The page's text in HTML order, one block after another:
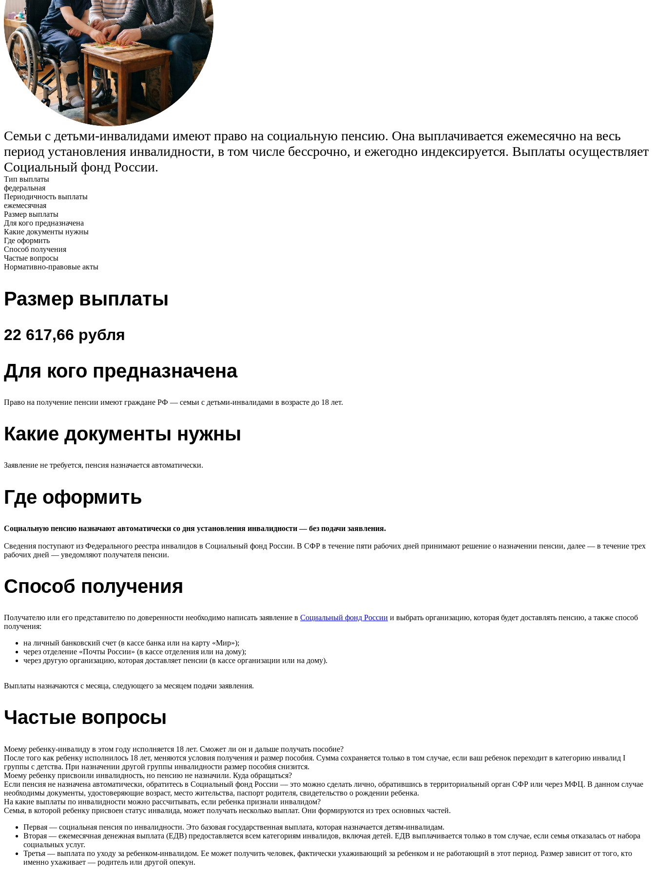
Семьи с детьми-инвалидами имеют право на социальную пенсию. Она выплачивается ежемесячно на весь
период установления инвалидности, в том числе бессрочно, и ежегодно индексируется. Выплаты осуществляет
Социальный фонд России.
Тип выплаты
федеральная
Периодичность выплаты
ежемесячная
Размер выплаты
Для кого предназначена
Какие документы нужны
Где оформить
Способ получения
Частые вопросы
Нормативно-правовые акты
Размер выплаты
22 617,66 рубля
Для кого предназначена
Право на получение пенсии имеют граждане РФ — семьи с детьми-инвалидами в возрасте до 18 лет.
Какие документы нужны
Заявление не требуется, пенсия назначается автоматически.
Где оформить
Социальную пенсию назначают автоматически со дня установления инвалидности — без подачи заявления.
Сведения поступают из Федерального реестра инвалидов в Социальный фонд России. В СФР в течение пяти рабочих дней принимают решение о назначении пенсии, далее — в течение трех
рабочих дней — уведомляют получателя пенсии.
Способ получения
Получателю или его представителю по доверенности необходимо написать заявление в Социальный фонд России и выбрать организацию, которая будет доставлять пенсию, а также способ
получения:
на личный банковский счет (в кассе банка или на карту «Мир»);
через отделение «Почты России» (в кассе отделения или на дому);
через другую организацию, которая доставляет пенсии (в кассе организации или на дому).
Выплаты назначаются с месяца, следующего за месяцем подачи заявления.
Частые вопросы
Моему ребенку-инвалиду в этом году исполняется 18 лет. Сможет ли он и дальше получать пособие?
После того как ребенку исполнилось 18 лет, меняются условия получения и размер пособия. Сумма сохраняется только в том случае, если ваш ребенок переходит в категорию инвалид I
группы с детства. При назначении другой группы инвалидности размер пособия снизится.
Моему ребенку присвоили инвалидность, но пенсию не назначили. Куда обращаться?
Если пенсия не назначена автоматически, обратитесь в Социальный фонд России — это можно сделать лично, обратившись в территориальный орган СФР или через МФЦ. В данном случае
необходимы документы, удостоверяющие возраст, место жительства, паспорт родителя, свидетельство о рождении ребенка.
На какие выплаты по инвалидности можно рассчитывать, если ребенка признали инвалидом?
Семья, в которой ребенку присвоен статус инвалида, может получать несколько выплат. Они формируются из трех основных частей.
Первая — социальная пенсия по инвалидности. Это базовая государственная выплата, которая назначается детям-инвалидам.
Вторая — ежемесячная денежная выплата (ЕДВ) предоставляется всем категориям инвалидов, включая детей. ЕДВ выплачивается только в том случае, если семья отказалась от набора
социальных услуг.
Третья — выплата по уходу за ребенком-инвалидом. Ее может получить человек, фактически ухаживающий за ребенком и не работающий в этот период. Размер зависит от того, кто
именно ухаживает — родитель или другой опекун.